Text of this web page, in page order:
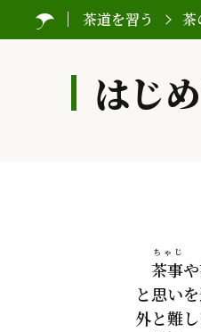
茶道を習う 茶
はじ
茶事
ちゃじ
と思い
外と難